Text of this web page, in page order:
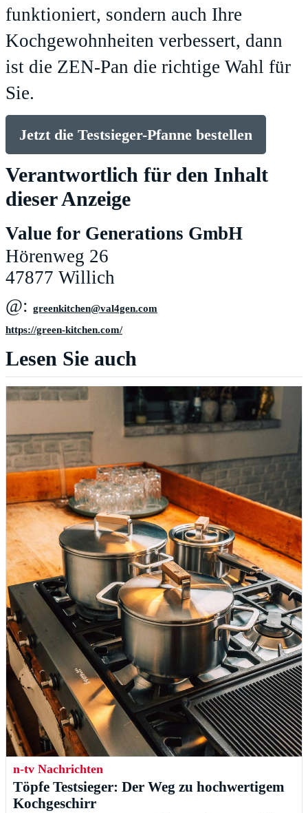
funktioniert, sondern auch Ihre
Kochgewohnheiten verbessert, dann
ist die ZEN-Pan die richtige Wahl für
Sie.
Jetzt die Testsieger-Pfanne bestellen
Verantwortlich für den Inhalt
dieser Anzeige
Value for Generations GmbH
Hörenweg 26
47877 Willich
@: moc.neg4lav@nehctikneerg
https://green-kitchen.com/
Lesen Sie auch
n-tv Nachrichten
Töpfe Testsieger: Der Weg zu hochwertigem
Kochgeschirr